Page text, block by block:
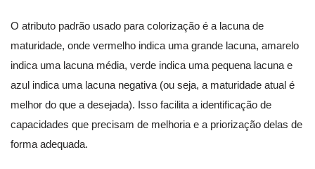
O atributo padrão usado para colorização é a lacuna de
maturidade, onde vermelho indica uma grande lacuna, amarelo
indica uma lacuna média, verde indica uma pequena lacuna e
azul indica uma lacuna negativa (ou seja, a maturidade atual é
melhor do que a desejada). Isso facilita a identificação de
capacidades que precisam de melhoria e a priorização delas de
forma adequada.